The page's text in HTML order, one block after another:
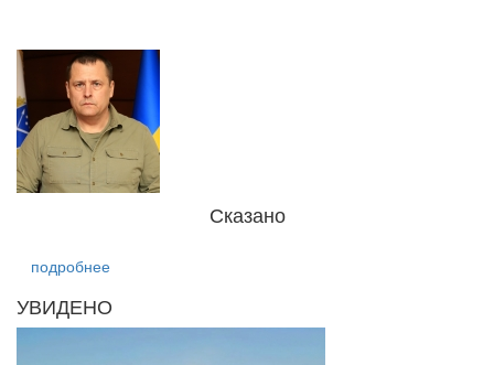
Сказано
подробнее
УВИДЕНО